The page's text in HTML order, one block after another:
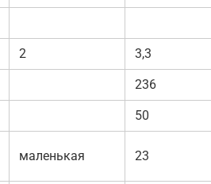
2 3,3
236
50
маленькая 23